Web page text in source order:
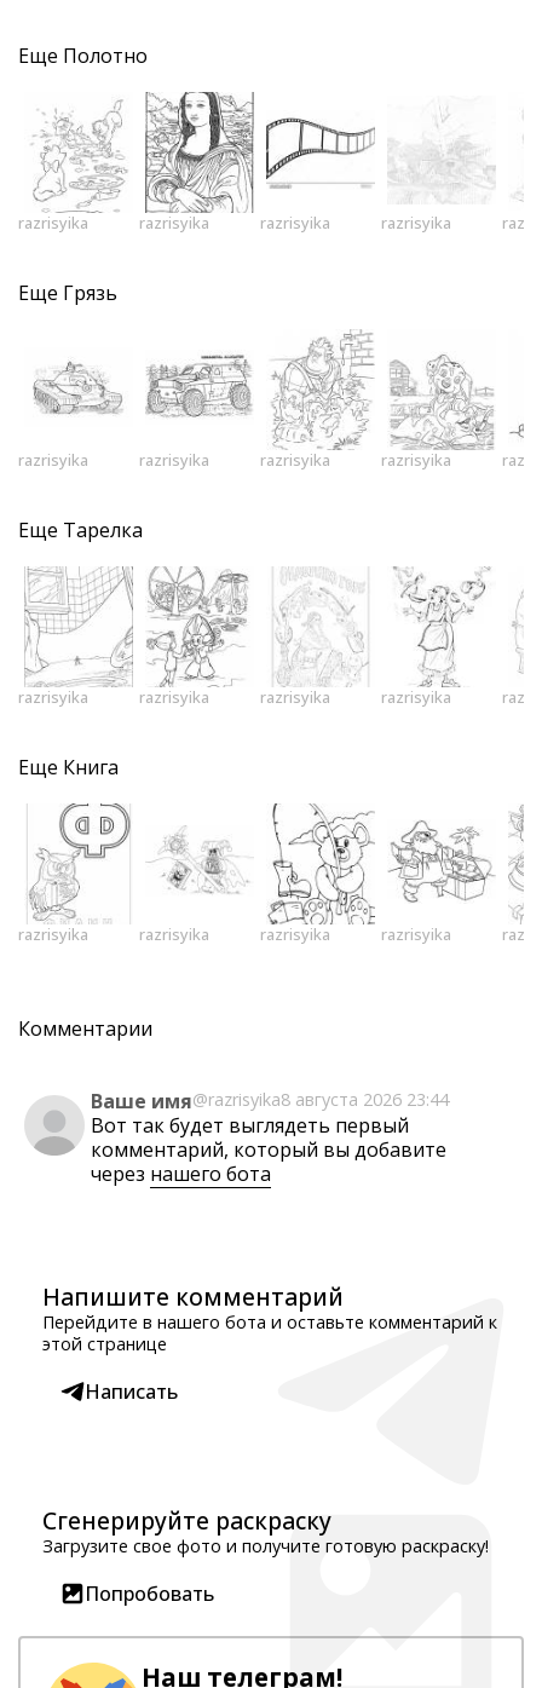
Еще Полотно
razrisyika razrisyika razrisyika razrisyika
Еще Грязь
razrisyika razrisyika razrisyika razrisyika
Еще Тарелка
razrisyika razrisyika razrisyika razrisyika
Еще Книга
razrisyika razrisyika razrisyika razrisyika
Комментарии
Ваше имя@razrisyika8 августа 2026 23:44
Вот так будет выглядеть первый
комментарий, который вы добавите
через нашего бота
Напишите комментарий
Перейдите в нашего бота и оставьте комментарий к
этой странице
Написать
Сгенерируйте раскраску
Загрузите свое фото и получите готовую раскраску!
Попробовать
Наш телеграм!